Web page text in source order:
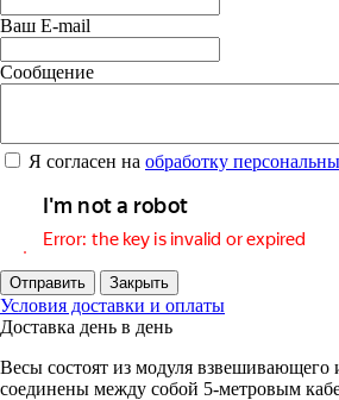
Ваш E-mail
Сообщение
Я согласен на обработку
Отправить Закрыть
Условия доставки и оплаты
Доставка день в день
Весы состоят из модуля взвешивающего
соединены между собой 5-метровым